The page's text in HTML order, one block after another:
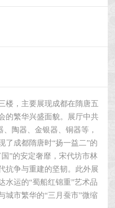
楼，主要展现成都在隋唐五
的繁华兴盛面貌。展厅中共
陶器、金银器、铜器等，
了成都隋唐时“扬一益二”的
”的安定奢靡，宋代坊市林
抗争与重建的坚韧。此外展
水运的“蜀船红锦重”艺术品
城市繁华的“三月蚕市”微缩